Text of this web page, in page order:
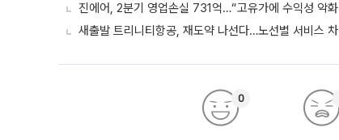
진에어, 2분기 영업손실 731억…“고유가에 수익성 악
새출발 트리니티항공, 재도약 나선다…노선별 서비스
0